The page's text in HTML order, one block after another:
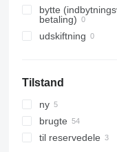
bytte
betaling)
udskiftning
Tilstand
ny
brugte
til reservedele